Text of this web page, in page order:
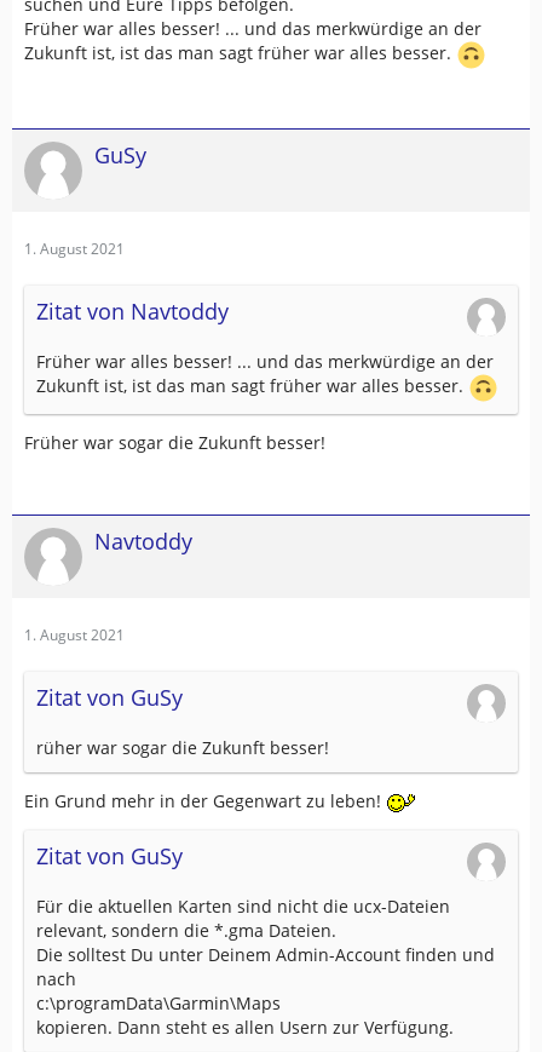
Früher war alles besser! ... und das merkwürdige an der
Zukunft ist, ist das man sagt früher war alles besser.
GuSy
1. August 2021
Zitat von Navtoddy
Früher war alles besser! ... und das merkwürdige an der
Zukunft ist, ist das man sagt früher war alles besser.
Früher war sogar die Zukunft besser!
Navtoddy
1. August 2021
Zitat von GuSy
rüher war sogar die Zukunft besser!
Ein Grund mehr in der Gegenwart zu leben!
Zitat von GuSy
Für die aktuellen Karten sind nicht die ucx-Dateien
relevant, sondern die *.gma Dateien.
Die solltest Du unter Deinem Admin-Account finden und
nach
c:\programData\Garmin\Maps
kopieren. Dann steht es allen Usern zur Verfügung.